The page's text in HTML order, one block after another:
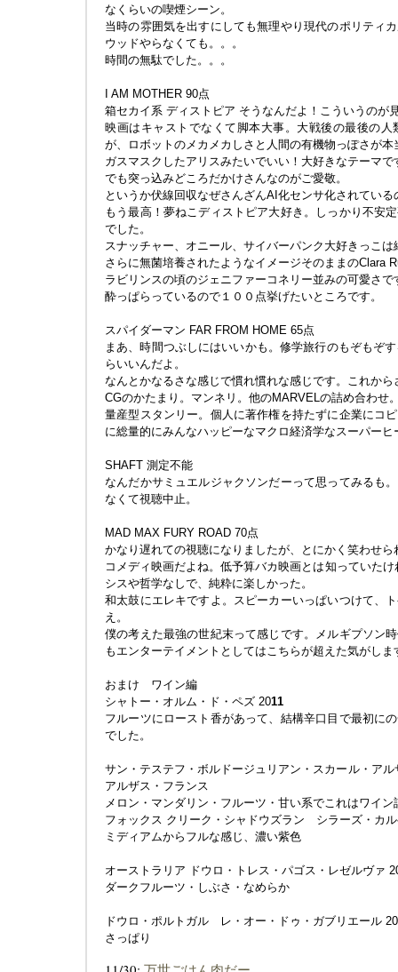
なくらいの喫煙シーン。
当時の雰囲気を出すにしても無理やり現代のポリティ
ウッドやらなくても。。。
時間の無駄でした。。。
I AM MOTHER 90点
箱セカイ系 ディストピア そうなんだよ！こういうのが
映画はキャストでなくて脚本大事。大戦後の最後の
が、ロボットのメカメカしさと人間の有機物っぽさが本
ガスマスクしたアリスみたいでいい！大好きなテーマで
でも突っ込みどころだかけさんなのがご愛敬。
というか伏線回収なぜさんざんAI化センサ化されてい
もう最高！夢ねこディストピア大好き。しっかり不安
でした。
スナッチャー、オニール、サイバーパンク大好きっこは
さらに無菌培養されたようなイメージそのままのClara
ラビリンスの頃のジェニファーコネリー並みの可愛さで
酔っぱらっているので１００点挙げたいところです。
スパイダーマン FAR FROM HOME 65点
まあ、時間つぶしにはいいかも。修学旅行のもぞもぞ
らいいんだよ。
なんとかなるさな感じで慣れ慣れな感じです。これか
CGのかたまり。マンネリ。他のMARVELの詰め合わせ
量産型スタンリー。個人に著作権を持たずに企業にコ
に総量的にみんなハッピーなマクロ経済学なスーパーヒ
SHAFT 測定不能
なんだかサミュエルジャクソンだーって思ってみるも
なくて視聴中止。
MAD MAX FURY ROAD 70点
かなり遅れての視聴になりましたが、とにかく笑わせら
コメディ映画だよね。低予算バカ映画とは知っていた
シスや哲学なしで、純粋に楽しかった。
和太鼓にエレキですよ。スピーカーいっぱいつけて、
え。
僕の考えた最強の世紀末って感じです。メルギプソン
もエンターテイメントとしてはこちらが超えた気がしま
おまけ ワイン編
シャトー・オルム・ド・ペズ 2011
フルーツにロースト香があって、結構辛口目で最初に
でした。
サン・テステフ・ボルドージュリアン・スカール・ア
アルザス・フランス
メロン・マンダリン・フルーツ・甘い系でこれはワイ
フォックス クリーク・シャドウズラン シラーズ・カ
ミディアムからフルな感じ、濃い紫色
オーストラリア ドウロ・トレス・パゴス・レゼルヴァ
ダークフルーツ・しぶさ・なめらか
ドウロ・ポルトガル レ・オー・ドゥ・ガブリエール 20
さっぱり